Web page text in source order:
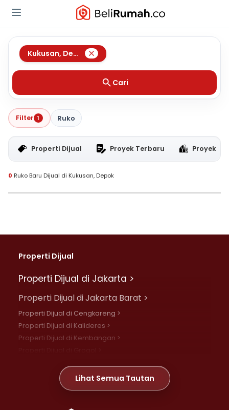
Kukusan, Depok
Cari
Filter 1 Ruko
Properti Dijual Proyek Terbaru Proyek
0 Ruko Baru Dijual di Kukusan, Depok
Properti Dijual
Properti Dijual di Jakarta >
Properti Dijual di Jakarta Barat >
Properti Dijual di Cengkareng >
Properti Dijual di Kalideres >
Properti Dijual di Kembangan >
Properti Dijual di Meruya >
Properti Dijual di Jelambar >
Lihat Semua Tautan